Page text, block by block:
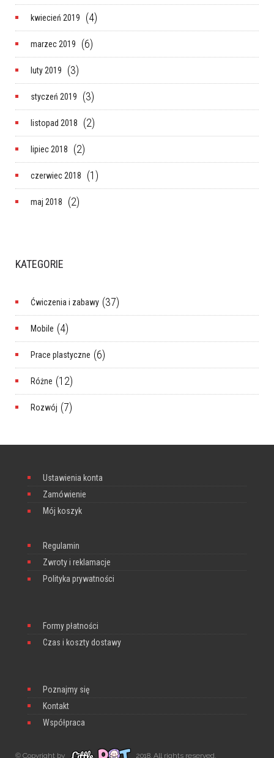
kwiecień 2019 (4)
marzec 2019 (6)
luty 2019 (3)
styczeń 2019 (3)
listopad 2018 (2)
lipiec 2018 (2)
czerwiec 2018 (1)
maj 2018 (2)
KATEGORIE
Ćwiczenia i zabawy (37)
Mobile (4)
Prace plastyczne (6)
Różne (12)
Rozwój (7)
Ustawienia konta
Zamówienie
Mój koszyk
Regulamin
Zwroty i reklamacje
Polityka prywatności
Formy płatności
Czas i koszty dostawy
Poznajmy się
Kontakt
Współpraca
© Copyright by 2018. All rights reserved.